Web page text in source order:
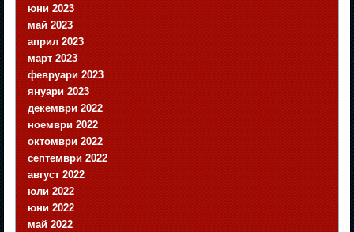
юни 2023
май 2023
април 2023
март 2023
февруари 2023
януари 2023
декември 2022
ноември 2022
октомври 2022
септември 2022
август 2022
юли 2022
юни 2022
май 2022